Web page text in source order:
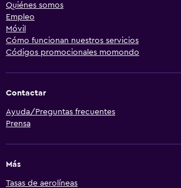
Quiénes somos
Empleo
Móvil
Cómo funcionan nuestros servicios
Códigos promocionales momondo
Contactar
Ayuda/Preguntas frecuentes
Prensa
Más
Tasas de aerolíneas